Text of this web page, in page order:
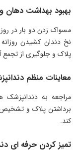
بهبود بهداشت دهان
مسواک زدن دو بار در
نخ دندان کشیدن روزانه
پلاک و جلوگیری از
معاینات منظم
مراجعه به دندانپزشک
برداشتن پلاک و
کند.
تمیز کردن حرفه ای